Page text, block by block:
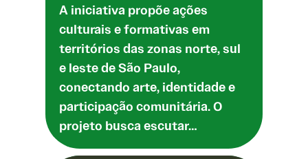
A iniciativa propõe ações
culturais e formativas em
territórios das zonas norte, sul
e leste de São Paulo,
conectando arte, identidade e
participação comunitária. O
projeto busca escutar…